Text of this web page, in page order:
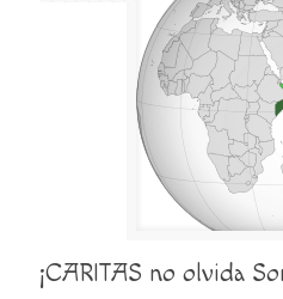
¡CARITAS no olvida